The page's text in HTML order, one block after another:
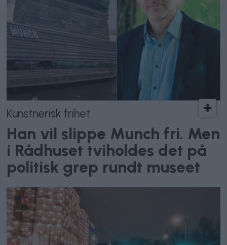
Kunstnerisk frihet
Han vil slippe Munch fri. Men
i Rådhuset tviholdes det på
politisk grep rundt museet